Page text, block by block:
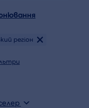
регіон